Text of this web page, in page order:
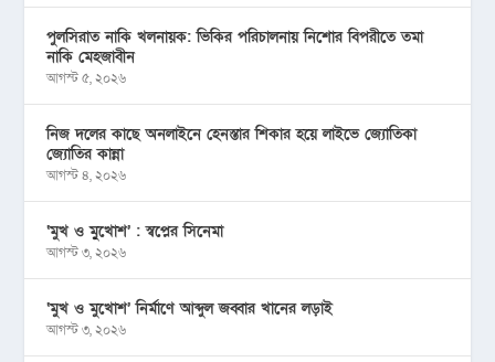
পুলসিরাত নাকি খলনায়ক: ভিকির পরিচালনায় নিশোর বিপরীতে তমা
নাকি মেহজাবীন
আগস্ট ৫, ২০২৬
নিজ দলের কাছে অনলাইনে হেনস্তার শিকার হয়ে লাইভে জ্যোতিকা
জ্যোতির কান্না
আগস্ট ৪, ২০২৬
‘মুখ ও মু্খোশ’ : স্বপ্নের সিনেমা
আগস্ট ৩, ২০২৬
‘মুখ ও মুখোশ’ নির্মাণে আব্দুল জব্বার খানের লড়াই
আগস্ট ৩, ২০২৬